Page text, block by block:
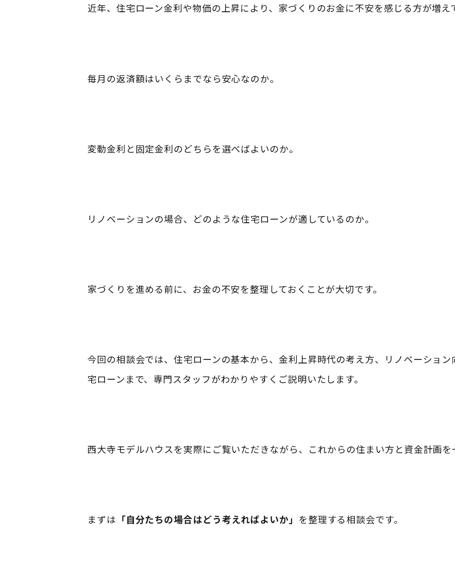
近年、住宅ローン金利や物価の上昇により、家づくりのお金に不安を感じる方が増え
毎月の返済額はいくらまでなら安心なのか。
変動金利と固定金利のどちらを選べばよいのか。
リノベーションの場合、どのような住宅ローンが適しているのか。
家づくりを進める前に、お金の不安を整理しておくことが大切です。
今回の相談会では、住宅ローンの基本から、金利上昇時代の考え方、リノベーショ
宅ローンまで、専門スタッフがわかりやすくご説明いたします。
西大寺モデルハウスを実際にご覧いただきながら、これからの住まい方と資金計画を
まずは 「自分たちの場合はどう考えればよいか」 を整理する相談会です。